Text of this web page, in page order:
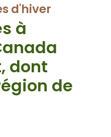
d'hiver
à
dont
de